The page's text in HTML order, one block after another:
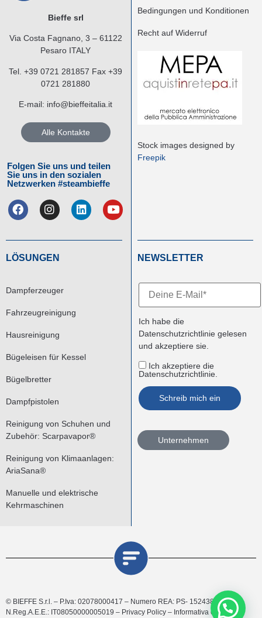
Bieffe srl
Via Costa Fagnano, 3 – 61122
Pesaro ITALY
Tel. +39 0721 281857 Fax +39
0721 281880
E-mail: info@bieffeitalia.it
Alle Kontakte
Folgen Sie uns und teilen
Sie uns in den sozialen
Netzwerken #steambieffe
Bedingungen und Konditionen
Recht auf Widerruf
Stock images designed by
Freepik
LÖSUNGEN
Dampferzeuger
Fahrzeugreinigung
Hausreinigung
Bügeleisen für Kessel
Bügelbretter
Dampfpistolen
Reinigung von Schuhen und
Zubehör: Scarpavapor®
Reinigung von Klimaanlagen:
AriaSana®
Manuelle und elektrische
Kehrmaschinen
NEWSLETTER
Ich habe die
Datenschutzrichtlinie gelesen
und akzeptiere sie.
Ich akzeptiere die
Datenschutzrichtlinie.
Unternehmen
© BIEFFE S.r.l. – P.Iva: 02078000417 – Numero REA: PS- 152438 –
N.Reg.A.E.E.: IT08050000005019 – Privacy Policy – Informativa e gestione